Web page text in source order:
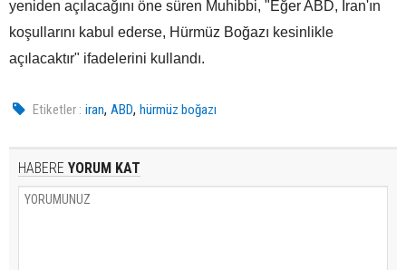
yeniden açılacağını öne süren Muhibbi, "Eğer ABD, İran'ın
koşullarını kabul ederse, Hürmüz Boğazı kesinlikle
açılacaktır" ifadelerini kullandı.
Etiketler : iran,ABD,hürmüz boğazı
HABERE YORUM KAT